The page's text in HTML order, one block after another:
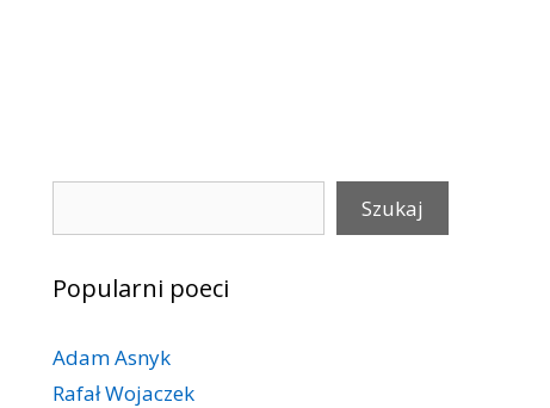
Szukaj
Popularni poeci
Adam Asnyk
Rafał Wojaczek